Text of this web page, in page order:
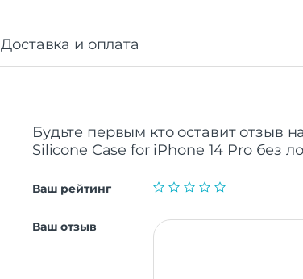
Доставка и оплата
Будьте первым кто оставит отзыв
Silicone Case for iPhone 14 Pro без
Ваш рейтинг
Ваш отзыв